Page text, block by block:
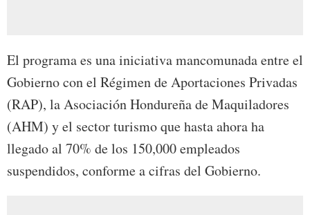
El programa es una iniciativa mancomunada entre el
Gobierno con el Régimen de Aportaciones Privadas
(RAP), la Asociación Hondureña de Maquiladores
(AHM) y el sector turismo que hasta ahora ha
llegado al 70% de los 150,000 empleados
suspendidos, conforme a cifras del Gobierno.